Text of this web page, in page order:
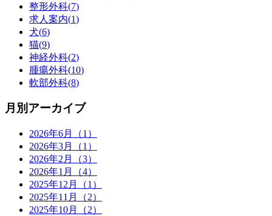
整形外科(7)
求人案内(1)
犬(6)
猫(9)
神経外科(2)
腫瘍外科(10)
軟部外科(8)
月別アーカイブ
2026年6月（1）
2026年3月（1）
2026年2月（3）
2026年1月（4）
2025年12月（1）
2025年11月（2）
2025年10月（2）